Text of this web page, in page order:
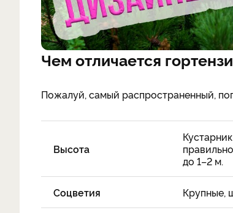
Чем отличается
Пожалуй, самый распространенный,
Высота
до 1–2 м.
Соцветия Крупные,